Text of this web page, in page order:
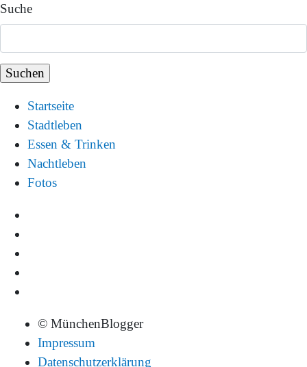
Suche
Startseite
Stadtleben
Essen & Trinken
Nachtleben
Fotos
© MünchenBlogger
Impressum
Datenschutzerklärung